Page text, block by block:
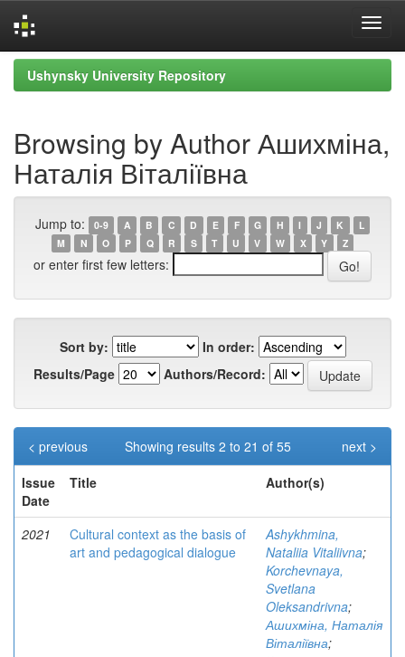
Skip
navigation
Ushynsky University Repository
Browsing by Author Ашихміна,
Наталія Віталіївна
Jump to: 0-9 A B C D E F G H I J K
L
M
N O P Q R S T U V W X Y Z
or enter first few letters:
Sort by:
In order:
Results/Page
Authors/Record:
Showing results 2 to 21 of 55
< previous
next >
Issue
Date
Title Author(s)
2021
Cultural context as the basis of
art and pedagogical dialogue
Ashykhmina,
Nataliia Vitaliivna;
Korchevnaya,
Svetlana
Oleksandrivna;
Ашихміна, Наталія
Віталіївна;